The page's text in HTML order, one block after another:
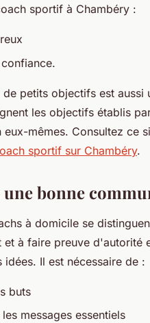
sportif à Chambéry :
petits objectifs est
les objectifs établis
mêmes. Consultez ce
sportif sur Chambéry.
une bonne
à domicile se
et à faire preuve d'autorité
idées. Il est nécessaire de :
buts
messages essentiels